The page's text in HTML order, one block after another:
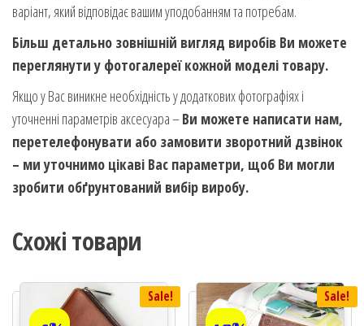
варіант, який відповідає вашим уподобанням та потребам.
Більш детально зовнішній вигляд виробів Ви можете
переглянути у фотогалереї кожной моделі товару.
Якщо у Вас виникне необхідність у додаткових фотографіях і
уточненні параметрів аксесуара –Ви можете написати нам,
перетелефонувати або замовити зворотний дзвінок
– ми уточнимо цікаві Вас параметри, щоб Ви могли
зробити обґрунтований вибір виробу.
Схожі товари
Sale! Sale!